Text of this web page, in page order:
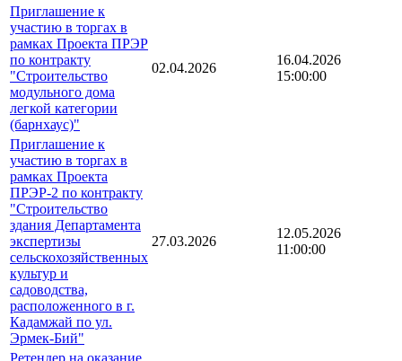
Приглашение к
участию в торгах в
рамках Проекта ПРЭР
по контракту
"Строительство
модульного дома
легкой категории
(барнхаус)"
02.04.2026
16.04.2026
15:00:00
Приглашение к
участию в торгах в
рамках Проекта
ПРЭР-2 по контракту
"Строительство
здания Департамента
экспертизы
сельскохозяйственных
культур и
садоводства,
расположенного в г.
Кадамжай по ул.
Эрмек-Бий"
27.03.2026
12.05.2026
11:00:00
Ретендер на оказание